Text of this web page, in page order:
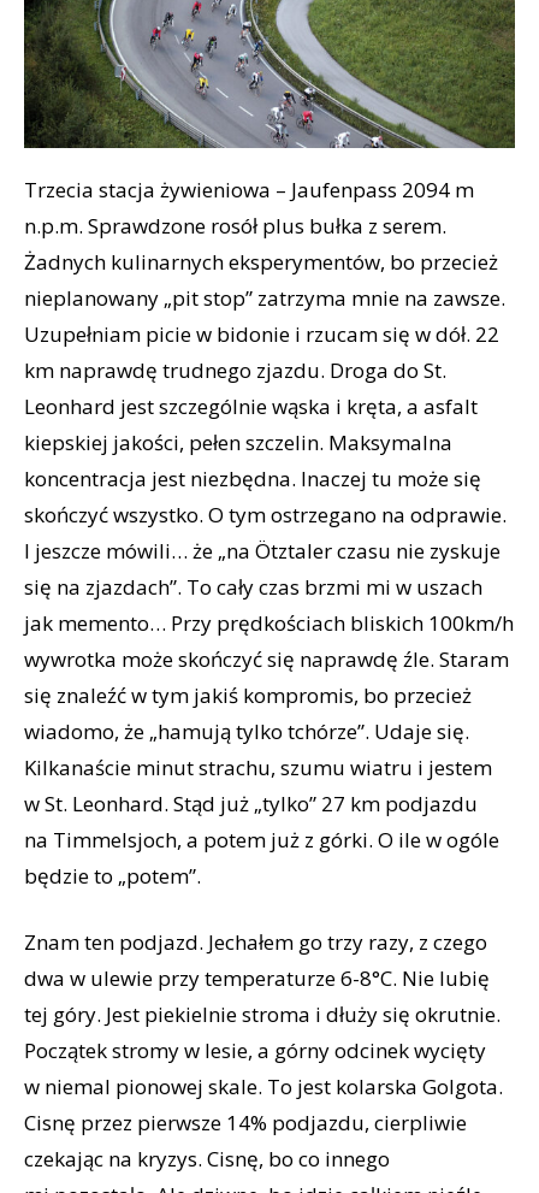
Trzecia stacja żywieniowa – Jaufenpass 2094 m
n.p.m. Sprawdzone rosół plus bułka z serem.
Żadnych kulinarnych eksperymentów, bo przecież
nieplanowany „pit stop” zatrzyma mnie na zawsze.
Uzupełniam picie w bidonie i rzucam się w dół. 22
km naprawdę trudnego zjazdu. Droga do St.
Leonhard jest szczególnie wąska i kręta, a asfalt
kiepskiej jakości, pełen szczelin. Maksymalna
koncentracja jest niezbędna. Inaczej tu może się
skończyć wszystko. O tym ostrzegano na odprawie.
I jeszcze mówili… że „na Ötztaler czasu nie zyskuje
się na zjazdach”. To cały czas brzmi mi w uszach
jak memento… Przy prędkościach bliskich 100km/h
wywrotka może skończyć się naprawdę źle. Staram
się znaleźć w tym jakiś kompromis, bo przecież
wiadomo, że „hamują tylko tchórze”. Udaje się.
Kilkanaście minut strachu, szumu wiatru i jestem
w St. Leonhard. Stąd już „tylko” 27 km podjazdu
na Timmelsjoch, a potem już z górki. O ile w ogóle
będzie to „potem”.
Znam ten podjazd. Jechałem go trzy razy, z czego
dwa w ulewie przy temperaturze 6-8°C. Nie lubię
tej góry. Jest piekielnie stroma i dłuży się okrutnie.
Początek stromy w lesie, a górny odcinek wycięty
w niemal pionowej skale. To jest kolarska Golgota.
Cisnę przez pierwsze 14% podjazdu, cierpliwie
czekając na kryzys. Cisnę, bo co innego